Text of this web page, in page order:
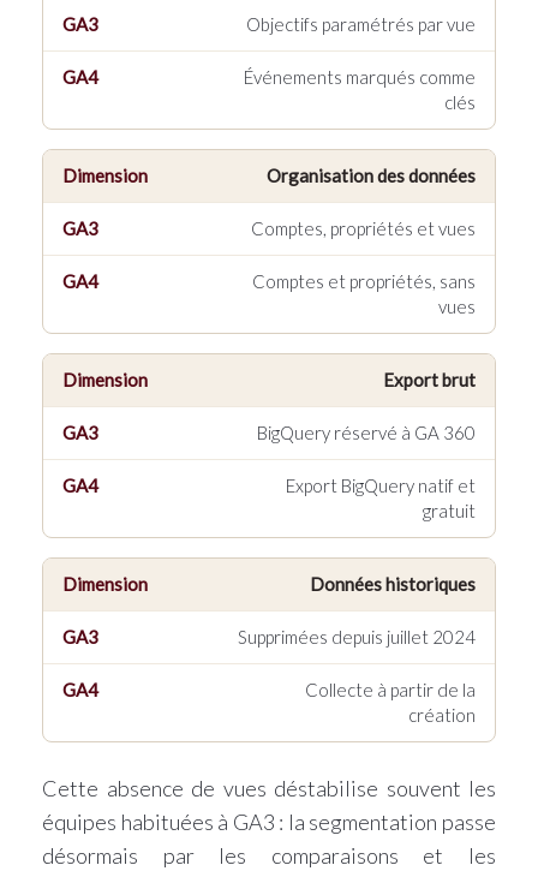
Objectifs paramétrés par vue
Événements marqués comme
clés
Organisation des données
Comptes, propriétés et vues
Comptes et propriétés, sans
vues
Export brut
BigQuery réservé à GA 360
Export BigQuery natif et
gratuit
Données historiques
Supprimées depuis juillet 2024
Collecte à partir de la
création
Cette absence de vues déstabilise souvent les
équipes habituées à GA3 : la segmentation passe
désormais par les comparaisons et les